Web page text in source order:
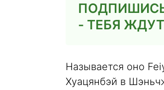
- ТЕБЯ
Называется оно
Хуацянбэй в